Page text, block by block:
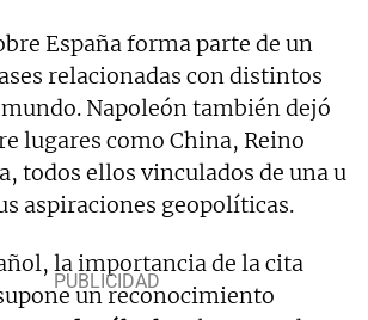
España forma parte de un
relacionadas con distintos
Napoleón también dejó
lugares como China, Reino
todos ellos vinculados de una u
aspiraciones geopolíticas.
la importancia de la cita
un reconocimiento